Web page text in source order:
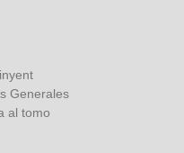
Generales
al tomo